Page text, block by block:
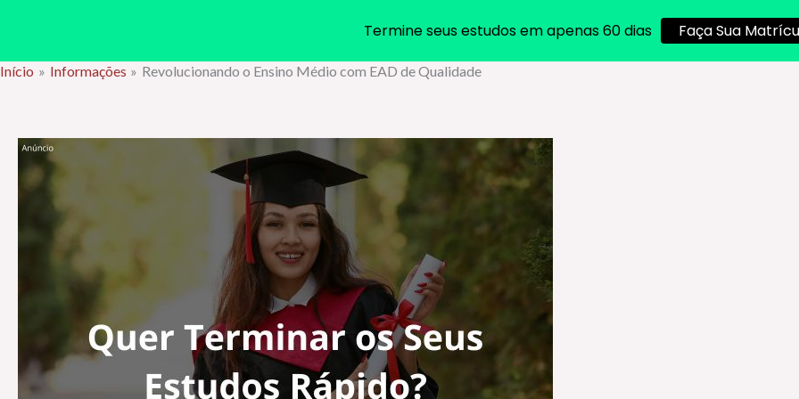
Ir
conteúdo
Início Informações Revolucionando o Ensino Médio com EAD de Qualidade
Termine seus estudos em apenas 60 dias Faça Sua